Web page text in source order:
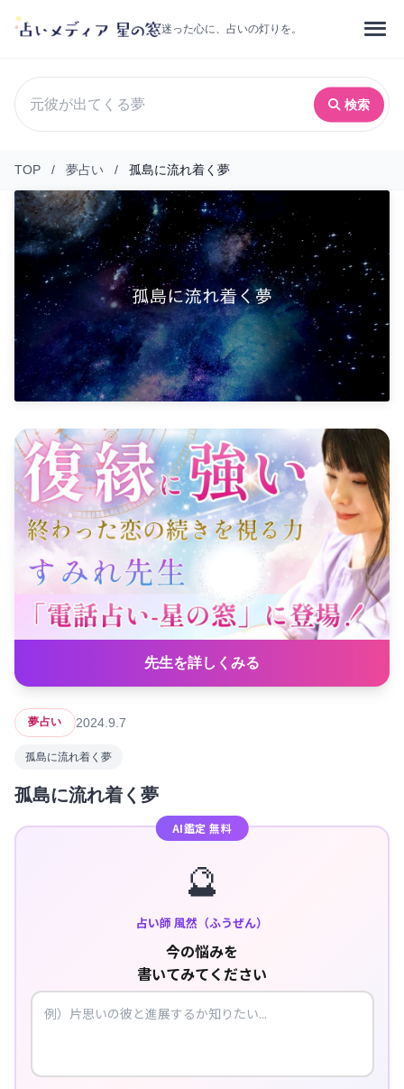
迷った心に、占いの灯りを。
検索
TOP / 夢占い / 孤島に流れ着く夢
先生を詳しくみる
夢占い 2024.9.7
孤島に流れ着く夢
孤島に流れ着く夢
AI鑑定 無料
🔮
占い師 風然（ふうぜん）
今の悩みを
書いてみてください